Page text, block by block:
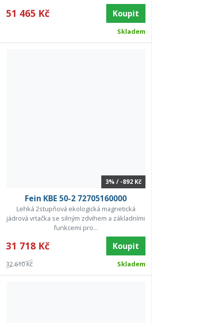
51 465 Kč Koupit
Skladem
3% / -892 Kč
Fein KBE 50-2 72705160000
Lehká 2stupňová ekologická magnetická
jádrová vrtačka se silným zdvihem a základními
funkcemi pro...
31 718 Kč Koupit
32 610 Kč Skladem